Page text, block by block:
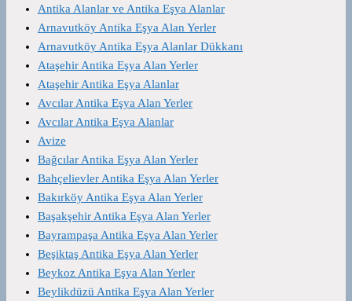
Antika Alanlar ve Antika Eşya Alanlar
Arnavutköy Antika Eşya Alan Yerler
Arnavutköy Antika Eşya Alanlar Dükkanı
Ataşehir Antika Eşya Alan Yerler
Ataşehir Antika Eşya Alanlar
Avcılar Antika Eşya Alan Yerler
Avcılar Antika Eşya Alanlar
Avize
Bağcılar Antika Eşya Alan Yerler
Bahçelievler Antika Eşya Alan Yerler
Bakırköy Antika Eşya Alan Yerler
Başakşehir Antika Eşya Alan Yerler
Bayrampaşa Antika Eşya Alan Yerler
Beşiktaş Antika Eşya Alan Yerler
Beykoz Antika Eşya Alan Yerler
Beylikdüzü Antika Eşya Alan Yerler